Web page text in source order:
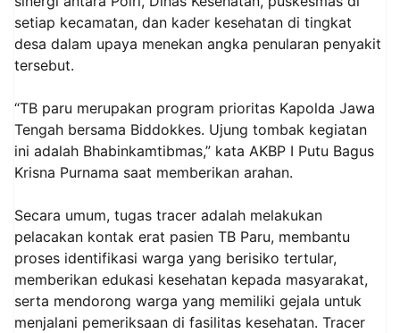
setiap kecamatan, dan kader kesehatan di tingkat
desa dalam upaya menekan angka penularan penyakit
tersebut.
“TB paru merupakan program prioritas Kapolda Jawa
Tengah bersama Biddokkes. Ujung tombak kegiatan
ini adalah Bhabinkamtibmas,” kata AKBP I Putu Bagus
Krisna Purnama saat memberikan arahan.
Secara umum, tugas tracer adalah melakukan
pelacakan kontak erat pasien TB Paru, membantu
proses identifikasi warga yang berisiko tertular,
memberikan edukasi kesehatan kepada masyarakat,
serta mendorong warga yang memiliki gejala untuk
menjalani pemeriksaan di fasilitas kesehatan. Tracer